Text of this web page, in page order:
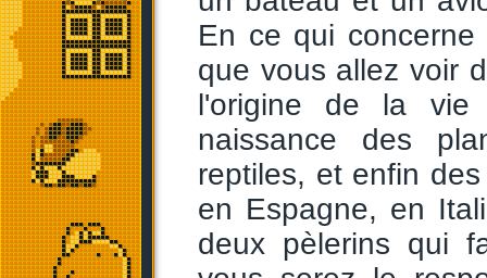
En ce qui
que vous allez voir
l'origine de la vie
naissance des
reptiles, et enfin
en Espagne, en
deux pèlerins qui